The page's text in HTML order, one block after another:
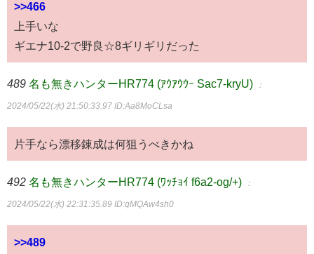
>>466
上手いな
ギエナ10-2で野良☆8ギリギリだった
489 名も無きハンターHR774 (ｱｳｱｳｳｰ Sac7-kryU) ：
2024/05/22(水) 21:50:33.97 ID:Aa8MoCLsa
片手なら漂移錬成は何狙うべきかね
492 名も無きハンターHR774 (ﾜｯﾁｮｲ f6a2-og/+) ：
2024/05/22(水) 22:31:35.89 ID:qMQAw4sh0
>>489